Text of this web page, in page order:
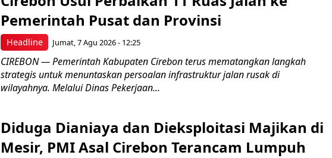
Headline
Pemerintah Pusat dan Provinsi
Jumat, 7 Agu 2026 - 12:25
CIREBON — Pemerintah Kabupaten Cirebon terus mematangkan langkah
strategis untuk menuntaskan persoalan infrastruktur jalan rusak di
wilayahnya. Melalui Dinas Pekerjaan...
Diduga Dianiaya dan Dieksploitasi Majikan di
Mesir, PMI Asal Cirebon Terancam Lumpuh